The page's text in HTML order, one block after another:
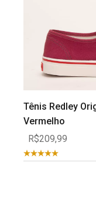
Tênis Redley
Vermelho
R$209,99